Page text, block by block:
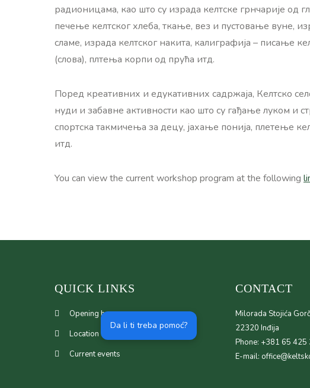
Da li ti treba pomoć?
радионицама, као што су израда келтске грнчарије од
печење келтског хлеба, ткање, вез и пустовање вуне,
сламе, израда келтског накита, калиграфија – писање
(слова), плтења корпи од прућа итд.
Поред креативних и едукативних садржаја, Келтско
нуди и забавне активности као што су гађање луком и
спортска такмичења за децу, јахање понија, плетење
итд.
You can view the current workshop program at the following
QUICK LINKS
Opening hours
Location
Current events
CONTACT
Milorada Stojića
22320 Inđija
Phone: +381 65 425
E-mail: